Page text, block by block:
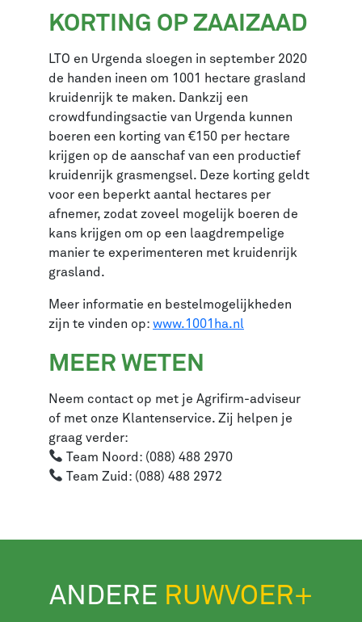
KORTING OP ZAAIZAAD
LTO en Urgenda sloegen in september 2020
de handen ineen om 1001 hectare grasland
kruidenrijk te maken. Dankzij een
crowdfundingsactie van Urgenda kunnen
boeren een korting van €150 per hectare
krijgen op de aanschaf van een productief
kruidenrijk grasmengsel. Deze korting geldt
voor een beperkt aantal hectares per
afnemer, zodat zoveel mogelijk boeren de
kans krijgen om op een laagdrempelige
manier te experimenteren met kruidenrijk
grasland.
Meer informatie en bestelmogelijkheden
zijn te vinden op: www.1001ha.nl
MEER WETEN
Neem contact op met je Agrifirm-adviseur
of met onze Klantenservice. Zij helpen je
graag verder:
Team Noord: (088) 488 2970
Team Zuid: (088) 488 2972
ANDERE RUWVOER+